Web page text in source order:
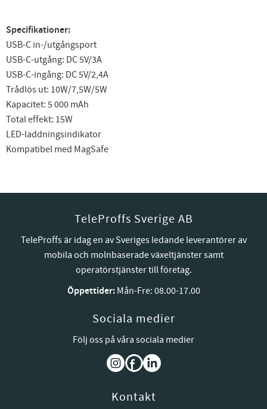
Specifikationer:
USB-C in-/utgångsport
USB-C-utgång: DC 5V/3A
USB-C-ingång: DC 5V/2,4A
Trådlös ut: 10W/7,5W/5W
Kapacitet: 5 000 mAh
Total effekt: 15W
LED-laddningsindikator
Kompatibel med MagSafe
TeleProffs Sverige AB
TeleProffs är idag en av Sveriges ledande leverantörer av
mobila och molnbaserade växeltjänster samt
operatörstjänster till företag.
Öppettider:Mån-Fre: 08.00-17.00
Sociala medier
Följ oss på våra sociala medier
Kontakt